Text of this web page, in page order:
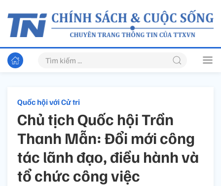
Quốc hội với Cử tri
Chủ tịch Quốc hội Trần
Thanh Mẫn: Đổi mới công
tác lãnh đạo, điều hành và
tổ chức công việc